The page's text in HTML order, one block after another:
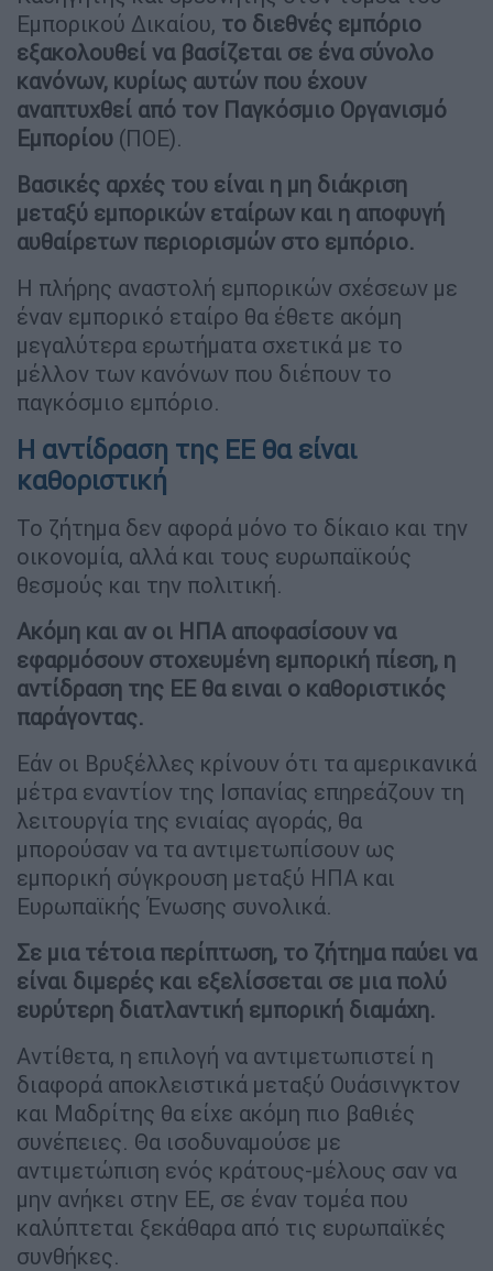
Εμπορικού Δικαίου, το διεθνές εμπόριο
εξακολουθεί να βασίζεται σε ένα σύνολο
κανόνων, κυρίως αυτών που έχουν
αναπτυχθεί από τον Παγκόσμιο Οργανισμό
Εμπορίου (ΠΟΕ).
Βασικές αρχές του είναι η μη διάκριση
μεταξύ εμπορικών εταίρων και η αποφυγή
αυθαίρετων περιορισμών στο εμπόριο.
Η πλήρης αναστολή εμπορικών σχέσεων με
έναν εμπορικό εταίρο θα έθετε ακόμη
μεγαλύτερα ερωτήματα σχετικά με το
μέλλον των κανόνων που διέπουν το
παγκόσμιο εμπόριο.
Η αντίδραση της ΕΕ θα είναι
καθοριστική
Το ζήτημα δεν αφορά μόνο το δίκαιο και την
οικονομία, αλλά και τους ευρωπαϊκούς
θεσμούς και την πολιτική.
Ακόμη και αν οι ΗΠΑ αποφασίσουν να
εφαρμόσουν στοχευμένη εμπορική πίεση, η
αντίδραση της ΕΕ θα ειναι ο καθοριστικός
παράγοντας.
Εάν οι Βρυξέλλες κρίνουν ότι τα αμερικανικά
μέτρα εναντίον της Ισπανίας επηρεάζουν τη
λειτουργία της ενιαίας αγοράς, θα
μπορούσαν να τα αντιμετωπίσουν ως
εμπορική σύγκρουση μεταξύ ΗΠΑ και
Ευρωπαϊκής Ένωσης συνολικά.
Σε μια τέτοια περίπτωση, το ζήτημα παύει να
είναι διμερές και εξελίσσεται σε μια πολύ
ευρύτερη διατλαντική εμπορική διαμάχη.
Αντίθετα, η επιλογή να αντιμετωπιστεί η
διαφορά αποκλειστικά μεταξύ Ουάσινγκτον
και Μαδρίτης θα είχε ακόμη πιο βαθιές
συνέπειες. Θα ισοδυναμούσε με
αντιμετώπιση ενός κράτους-μέλους σαν να
μην ανήκει στην ΕΕ, σε έναν τομέα που
καλύπτεται ξεκάθαρα από τις ευρωπαϊκές
συνθήκες.